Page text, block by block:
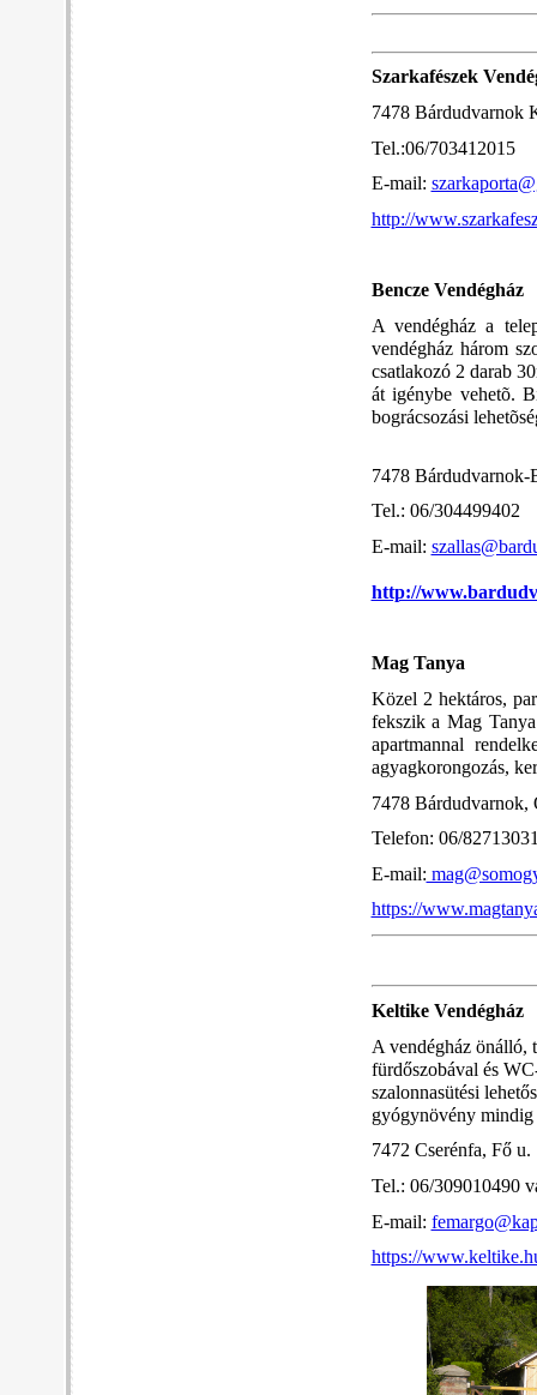
Szarkafészek
7478 Bárdudvarnok
Tel.:06/703412015
E-mail:
http://
Bencze Vendégház
A vendégház a
vendégház három
csatlakozó 2 darab
át igénybe vehetõ.
bográcsozási
7478
Tel.: 06/304499402
E-mail:
http://
Mag Tanya
Közel 2 hektáros,
fekszik a Mag
apartmannal
agyagkorongozás,
7478 Bárdudvarnok,
Telefon: 06/
E-mail:
https://
Keltike Vendégház
A vendégház önálló,
fürdőszobával és
szalonnasütési
gyógynövény mindig
7472 Cserénfa, Fő u.
Tel.: 06/309010490
E-mail:
https://